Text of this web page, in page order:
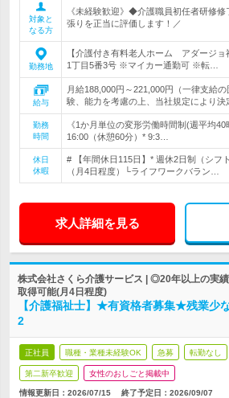
対象と
なる方
《未経験歓迎》◆介護職員初任者研修
張りを正当に評価します！／
勤務地
【介護付き有料老人ホーム アダージョ
1丁目5番3号 ※マイカー通勤可 ※転…
給与
月給188,000円～221,000円（一律支給
験、能力を考慮の上、当社規定により決
勤務
時間
《1か月単位の変形労働時間制(週平均
16:00（休憩60分）* 9:3…
休日
休暇
# 【年間休日115日】* 週休2日制（シフ
（月4日程度）└ライフワークバラン…
求人詳細を見る
株式会社さくら介護サービス | ◎20年以上の実
取得可能(月4日程度)
【介護福祉士】★有資格者募集★残業
2
正社員 職種・業種未経験OK 急募 転勤なし
第二新卒歓迎 女性のおしごと掲載中
情報更新日：2026/07/15 終了予定日： 2026/09/07